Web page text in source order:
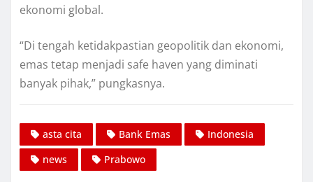
ekonomi global.
“Di tengah ketidakpastian geopolitik dan ekonomi,
emas tetap menjadi safe haven yang diminati
banyak pihak,” pungkasnya.
asta cita Bank Emas
Indonesia
news
Prabowo